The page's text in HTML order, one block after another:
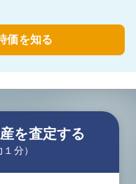
価を知る
を査定する
分）